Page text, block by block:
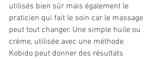
utilisés bien sûr mais également le
praticien qui fait le soin car le massage
peut tout changer. Une simple huile ou
crème, utilisée avec une méthode
Kobido peut donner des résultats